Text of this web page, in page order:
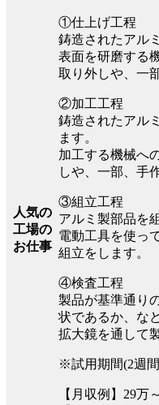
人気の
工場の
お仕事
①仕上げ工程
鋳造されたアル
表面を研磨する
取り外しや、一
②加工工程
鋳造されたアル
ます。
加工する機械へ
しや、一部、手
③組立工程
アルミ製部品を
電動工具を使っ
組立をします。
④検査工程
製品が基準通り
状であるか、な
拡大鏡を通して
※試用期間(2週
【月収例】29万